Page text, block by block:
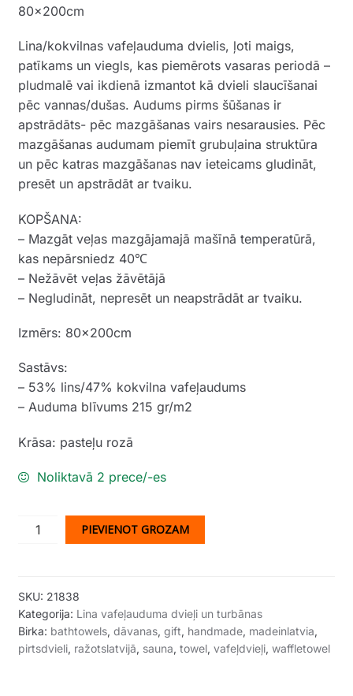
80x200cm
Lina/kokvilnas vafeļauduma dvielis, ļoti maigs,
patīkams un viegls, kas piemērots vasaras periodā –
pludmalē vai ikdienā izmantot kā dvieli slaucīšanai
pēc vannas/dušas. Audums pirms šūšanas ir
apstrādāts- pēc mazgāšanas vairs nesarausies. Pēc
mazgāšanas audumam piemīt grubuļaina struktūra
un pēc katras mazgāšanas nav ieteicams gludināt,
presēt un apstrādāt ar tvaiku.
KOPŠANA:
– Mazgāt veļas mazgājamajā mašīnā temperatūrā,
kas nepārsniedz 40℃
– Nežāvēt veļas žāvētājā
– Negludināt, nepresēt un neapstrādāt ar tvaiku.
Izmērs: 80x200cm
Sastāvs:
– 53% lins/47% kokvilna vafeļaudums
– Auduma blīvums 215 gr/m2
Krāsa: pasteļu rozā
Noliktavā 2 prece/-es
Vafeļauduma
rozā)
quantity
PIEVIENOT GROZAM
SKU: 21838
Kategorija: Lina vafeļauduma dvieļi un turbānas
Birka: bathtowels, dāvanas, gift, handmade, madeinlatvia,
pirtsdvieli, ražotslatvijā, sauna, towel, vafeļdvieļi, waffletowel